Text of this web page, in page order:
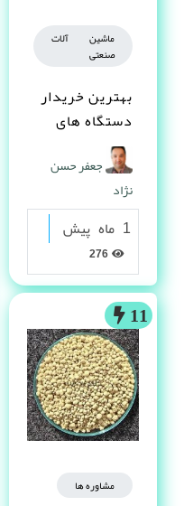
ماشین آلات
صنعتی
بهترین خریدار
دستگاه های
دست دوم
صنعتی کیست ؟
جعفر حسن
نژاد
1 ماه پیش
11
مشاوره ها